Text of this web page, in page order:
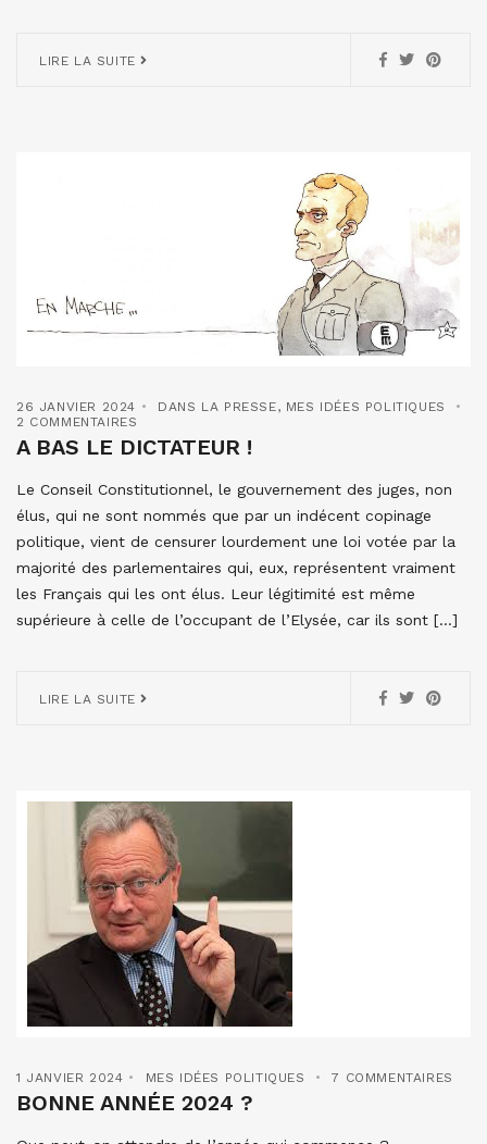
LIRE LA SUITE
26 JANVIER 2024 DANS LA PRESSE, MES IDÉES POLITIQUES
2 COMMENTAIRES
A BAS LE DICTATEUR !
Le Conseil Constitutionnel, le gouvernement des juges, non
élus, qui ne sont nommés que par un indécent copinage
politique, vient de censurer lourdement une loi votée par la
majorité des parlementaires qui, eux, représentent vraiment
les Français qui les ont élus. Leur légitimité est même
supérieure à celle de l’occupant de l’Elysée, car ils sont […]
LIRE LA SUITE
1 JANVIER 2024 MES IDÉES POLITIQUES 7 COMMENTAIRES
BONNE ANNÉE 2024 ?